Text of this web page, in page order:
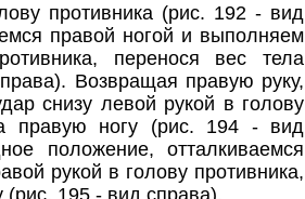
противника (рис. 192 - вид
правой ногой и выполняем
перенося вес тела
Возвращая правую руку,
снизу левой рукой в голову
правую ногу (рис. 194 - вид
положение, отталкиваемся
рукой в голову противника,
(рис. 195 - вид справа).